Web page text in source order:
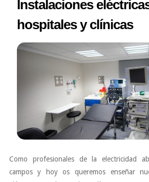
Instalaciones
hospitales y clínicas
Como profesionales de la electricidad
campos y hoy os queremos enseñar